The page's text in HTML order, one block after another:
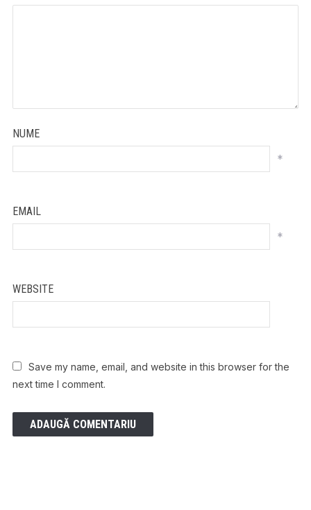
NUME
*
EMAIL
*
WEBSITE
Save my name, email, and website in this browser for the
next time I comment.